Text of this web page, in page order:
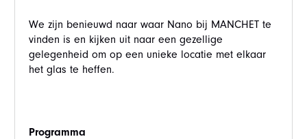
We zijn benieuwd naar waar Nano bij MANCHET te
vinden is en kijken uit naar een gezellige
gelegenheid om op een unieke locatie met elkaar
het glas te heffen.
Programma